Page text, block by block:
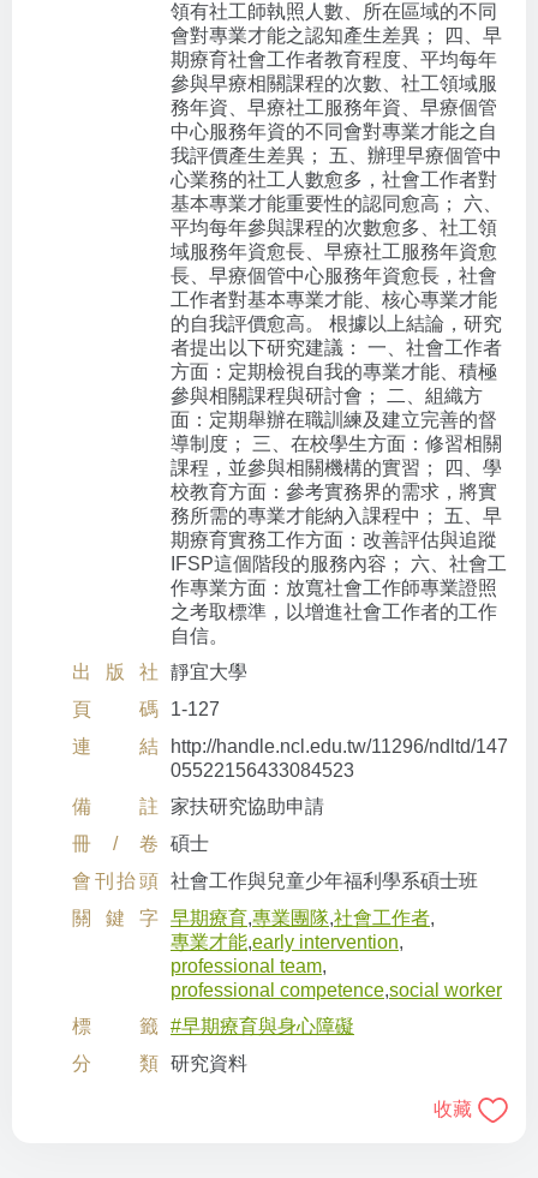
領有社工師執照人數、所在區域的不同
會對專業才能之認知產生差異； 四、早
期療育社會工作者教育程度、平均每年
參與早療相關課程的次數、社工領域服
務年資、早療社工服務年資、早療個管
中心服務年資的不同會對專業才能之自
我評價產生差異； 五、辦理早療個管中
心業務的社工人數愈多，社會工作者對
基本專業才能重要性的認同愈高； 六、
平均每年參與課程的次數愈多、社工領
域服務年資愈長、早療社工服務年資愈
長、早療個管中心服務年資愈長，社會
工作者對基本專業才能、核心專業才能
的自我評價愈高。 根據以上結論，研究
者提出以下研究建議： 一、社會工作者
方面：定期檢視自我的專業才能、積極
參與相關課程與研討會； 二、組織方
面：定期舉辦在職訓練及建立完善的督
導制度； 三、在校學生方面：修習相關
課程，並參與相關機構的實習； 四、學
校教育方面：參考實務界的需求，將實
務所需的專業才能納入課程中； 五、早
期療育實務工作方面：改善評估與追蹤
IFSP這個階段的服務內容； 六、社會工
作專業方面：放寬社會工作師專業證照
之考取標準，以增進社會工作者的工作
自信。
出版社
靜宜大學
頁碼
1-127
連結
http://handle.ncl.edu.tw/11296/ndltd/147
05522156433084523
備註
家扶研究協助申請
冊/卷
碩士
會刊抬頭 社會工作與兒童少年福利學系碩士班
關鍵字 早期療育,專業團隊,社會工作者,
專業才能,early intervention,
professional team,
professional competence,social worker
標籤
#早期療育與身心障礙
分類 研究資料
收藏